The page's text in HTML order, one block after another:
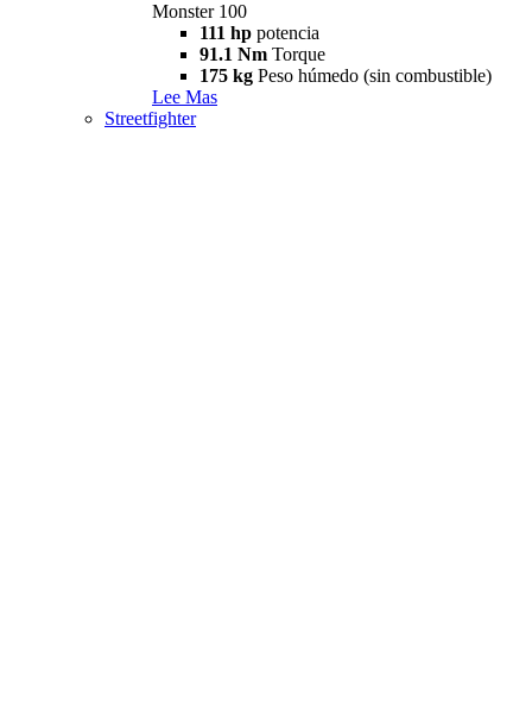
Monster 100
111 hp potencia
91.1 Nm Torque
175 kg Peso húmedo (sin combustible)
Lee Mas
Streetfighter